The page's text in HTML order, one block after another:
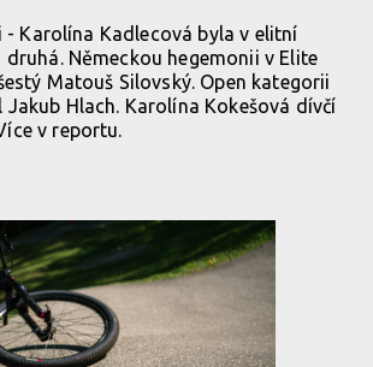
- Karolína Kadlecová byla v elitní
Německou hegemonii v Elite
Matouš Silovský. Open kategorii
Jakub Hlach. Karolína Kokešová dívčí
v reportu.